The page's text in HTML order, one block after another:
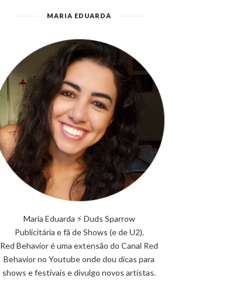
MARIA EDUARDA
Maria Eduarda ⚡ Duds Sparrow
Publicitária e fã de Shows (e de U2).
Red Behavior é uma extensão do Canal Red
Behavior no Youtube onde dou dicas para
shows e festivais e divulgo novos artistas.